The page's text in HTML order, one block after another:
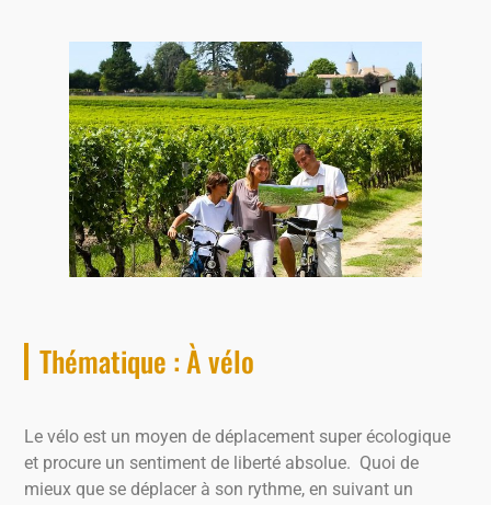
Thématique : À vélo
Le vélo est un moyen de déplacement super écologique
et procure un sentiment de liberté absolue. Quoi de
mieux que se déplacer à son rythme, en suivant un